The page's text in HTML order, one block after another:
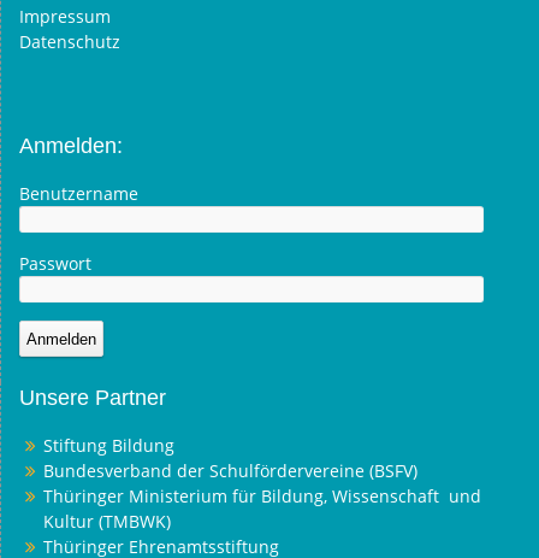
Impressum
Datenschutz
Anmelden:
Benutzername
Passwort
Unsere Partner
Stiftung Bildung
Bundesverband der Schulfördervereine (BSFV)
Thüringer Ministerium für Bildung, Wissenschaft und
Kultur (TMBWK)
Thüringer Ehrenamtsstiftung